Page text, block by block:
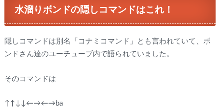
水溜りボンドの隠しコマンドはこれ！
隠しコマンドは別名「コナミコマンド」とも言われていて、ボ
ンドさん達のユーチューブ内で語られていました。
そのコマンドは
↑↑↓↓←→←→ba